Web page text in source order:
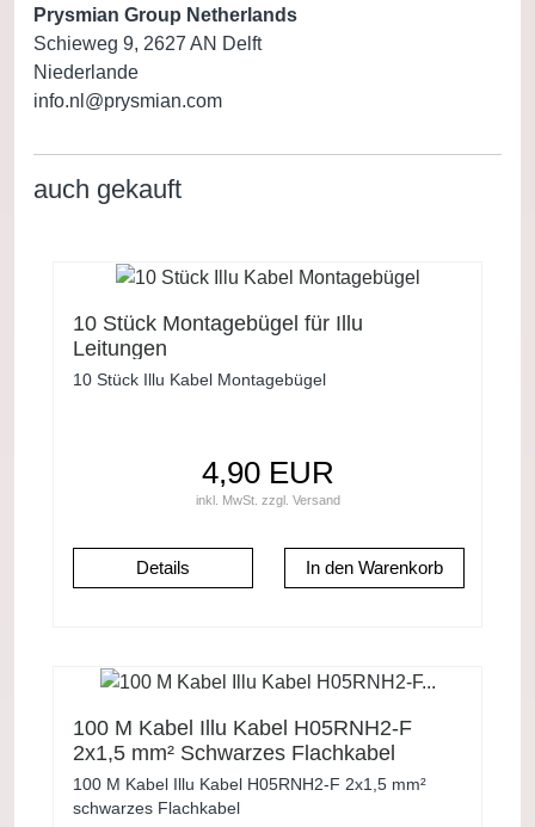
Prysmian Group Netherlands
Schieweg 9, 2627 AN Delft
Niederlande
info.nl@prysmian.com
auch gekauft
10 Stück Montagebügel für Illu
Leitungen
10 Stück Illu Kabel Montagebügel
4,90 EUR
inkl. MwSt. zzgl. Versand
Details
100 M Kabel Illu Kabel H05RNH2-F
2x1,5 mm² Schwarzes Flachkabel
100 M Kabel Illu Kabel H05RNH2-F 2x1,5 mm²
schwarzes Flachkabel